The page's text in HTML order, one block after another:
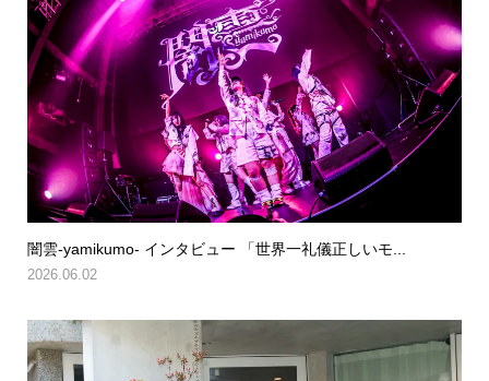
闇雲-yamikumo- インタビュー 「世界一礼儀正しいモ...
2026.06.02